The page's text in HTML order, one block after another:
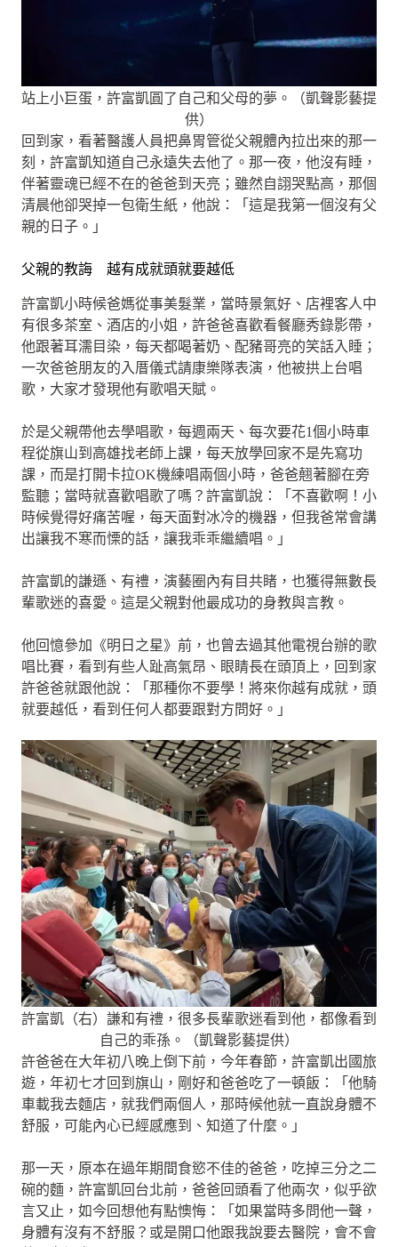
站上小巨蛋，許富凱圓了自己和父母的夢。（凱聲影藝提
供）
回到家，看著醫護人員把鼻胃管從父親體內拉出來的那一
刻，許富凱知道自己永遠失去他了。那一夜，他沒有睡，
伴著靈魂已經不在的爸爸到天亮；雖然自詡哭點高，那個
清晨他卻哭掉一包衛生紙，他說：「這是我第一個沒有父
親的日子。」
父親的教誨 越有成就頭就要越低
許富凱小時候爸媽從事美髮業，當時景氣好、店裡客人中
有很多茶室、酒店的小姐，許爸爸喜歡看餐廳秀錄影帶，
他跟著耳濡目染，每天都喝著奶、配豬哥亮的笑話入睡；
一次爸爸朋友的入厝儀式請康樂隊表演，他被拱上台唱
歌，大家才發現他有歌唱天賦。
於是父親帶他去學唱歌，每週兩天、每次要花1個小時車
程從旗山到高雄找老師上課，每天放學回家不是先寫功
課，而是打開卡拉OK機練唱兩個小時，爸爸翹著腳在旁
監聽；當時就喜歡唱歌了嗎？許富凱說：「不喜歡啊！小
時候覺得好痛苦喔，每天面對冰冷的機器，但我爸常會講
出讓我不寒而慄的話，讓我乖乖繼續唱。」
許富凱的謙遜、有禮，演藝圈內有目共睹，也獲得無數長
輩歌迷的喜愛。這是父親對他最成功的身教與言教。
他回憶參加《明日之星》前，也曾去過其他電視台辦的歌
唱比賽，看到有些人趾高氣昂、眼睛長在頭頂上，回到家
許爸爸就跟他說：「那種你不要學！將來你越有成就，頭
就要越低，看到任何人都要跟對方問好。」
許富凱（右）謙和有禮，很多長輩歌迷看到他，都像看到
自己的乖孫。（凱聲影藝提供）
許爸爸在大年初八晚上倒下前，今年春節，許富凱出國旅
遊，年初七才回到旗山，剛好和爸爸吃了一頓飯：「他騎
車載我去麵店，就我們兩個人，那時候他就一直說身體不
舒服，可能內心已經感應到、知道了什麼。」
那一天，原本在過年期間食慾不佳的爸爸，吃掉三分之二
碗的麵，許富凱回台北前，爸爸回頭看了他兩次，似乎欲
言又止，如今回想他有點懊悔：「如果當時多問他一聲，
身體有沒有不舒服？或是開口他跟我說要去醫院，會不會